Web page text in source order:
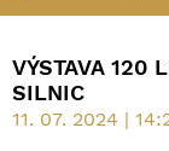
VÝSTAVA 120
SILNIC
11. 07. 2024 |